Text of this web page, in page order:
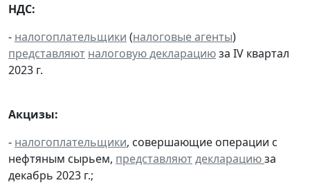
НДС:
- налогоплательщики (налоговые агенты)
представляют налоговую декларациюза IV квартал
2023 г.
Акцизы:
- налогоплательщики, совершающие операции с
нефтяным сырьем, представляютдекларациюза
декабрь 2023 г.;